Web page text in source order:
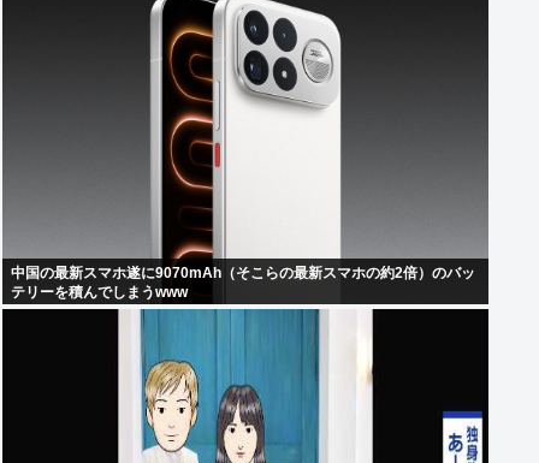
中国の最新スマホ遂に9070mAh（そこらの最新スマホの約2倍）のバッ
テリーを積んでしまうwww